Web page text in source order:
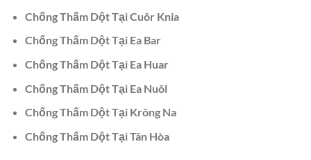
Chống Thấm Dột Tại Cuôr Knia
Chống Thấm Dột Tại Ea Bar
Chống Thấm Dột Tại Ea Huar
Chống Thấm Dột Tại Ea Nuôl
Chống Thấm Dột Tại Krông Na
Chống Thấm Dột Tại Tân Hòa